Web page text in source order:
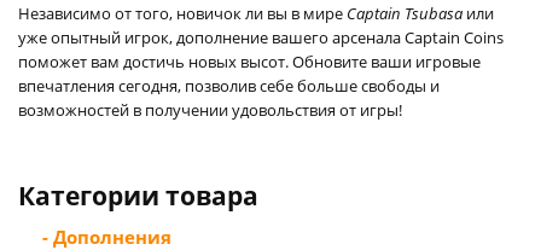
Независимо от того, новичок ли вы в мире Captain Tsubasa или
уже опытный игрок, дополнение вашего арсенала Captain Coins
поможет вам достичь новых высот. Обновите ваши игровые
впечатления сегодня, позволив себе больше свободы и
возможностей в получении удовольствия от игры!
Категории товара
- Дополнения